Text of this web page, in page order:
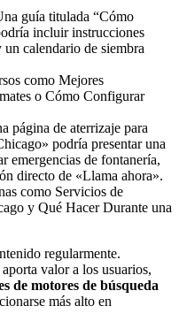
guía titulada “Cómo
incluir instrucciones
calendario de siembra
como Mejores
o Cómo Configurar
página de aterrizaje para
podría presentar una
emergencias de fontanería,
directo de «Llama ahora».
como Servicios de
y Qué Hacer Durante una
regularmente.
valor a los usuarios,
de motores de búsqueda
más alto en